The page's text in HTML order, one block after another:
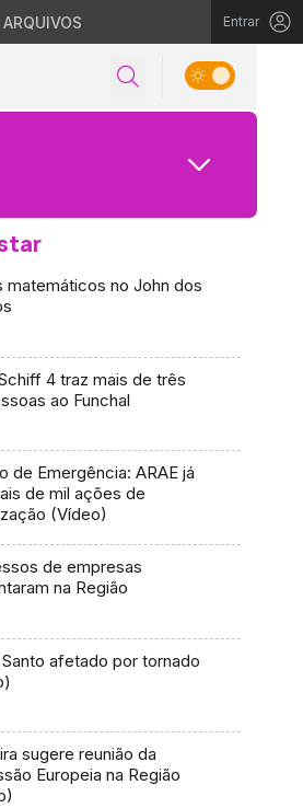
Entrar
no John dos
4 traz mais de três
ao Funchal
de Emergência: ARAE já
de mil ações de
(Vídeo)
de empresas
na Região
afetado por tornado
sugere reunião da
Europeia na Região